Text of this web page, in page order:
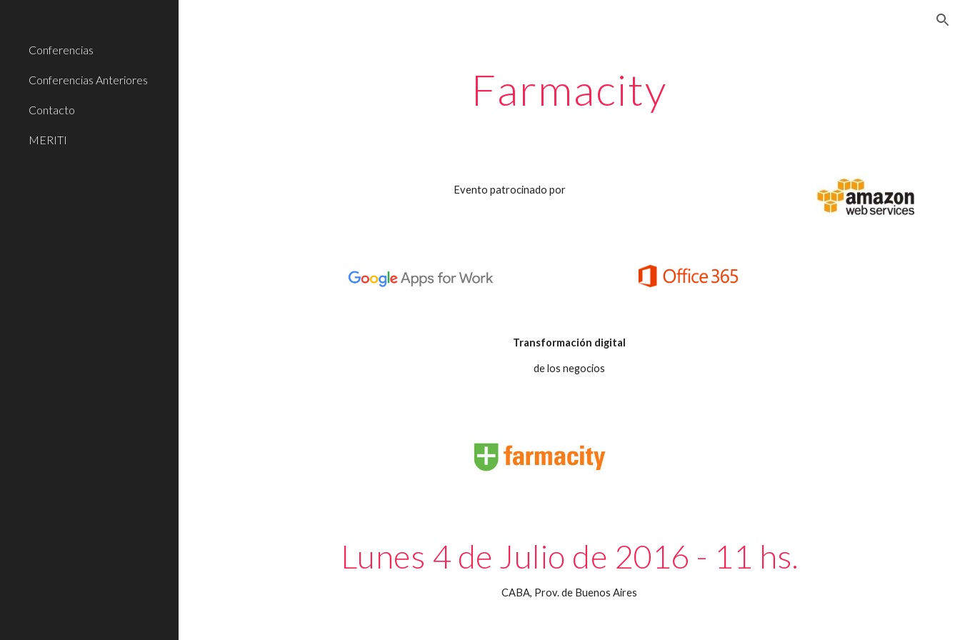
Conferencias
Conferencias Anteriores
Contacto
MERITI
Farmacity
Evento patrocinado por
Transformación digital
de los negocios
Lunes 4 de Julio de 2016 - 11 hs.
CABA, Prov. de Buenos Aires